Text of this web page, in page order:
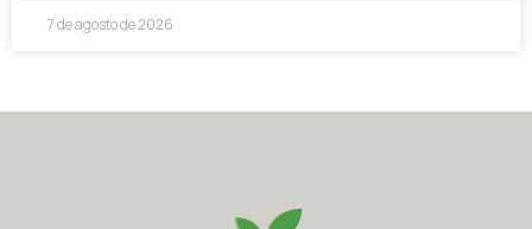
7 de agosto de 2026